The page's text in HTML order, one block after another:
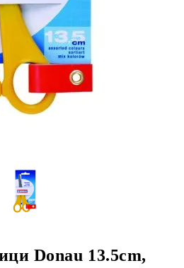
Donau 13.5cm,